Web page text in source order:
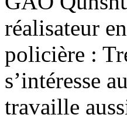
réalisateur
policière :
s’intéresse
travaille